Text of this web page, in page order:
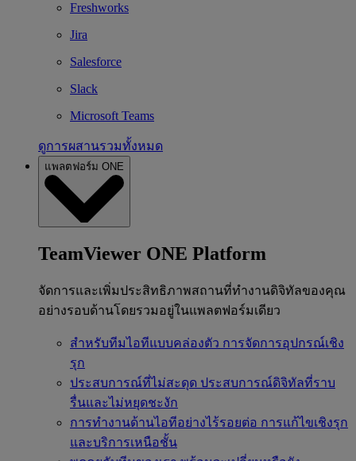
Freshworks
Jira
Salesforce
Slack
Microsoft Teams
ดูการผสานรวมทั้งหมด
แพลตฟอร์ม ONE
TeamViewer ONE Platform
จัดการและเพิ่มประสิทธิภาพสถานที่ทำงานดิจิทัลของคุณ
อย่างรอบด้านโดยรวมอยู่ในแพลตฟอร์มเดียว
สำหรับทีมไอทีแบบคล่องตัว การจัดการอุปกรณ์เชิง
รุก
ประสบการณ์ที่ไม่สะดุด ประสบการณ์ดิจิทัลที่ราบ
รื่นและไม่หยุดชะงัก
การทำงานด้านไอทีอย่างไร้รอยต่อ การแก้ไขเชิงรุก
และบริการเหนือชั้น